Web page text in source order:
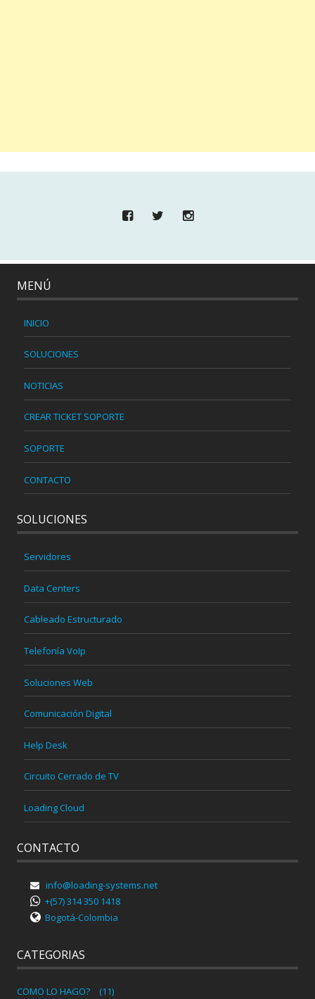
MENÚ
INICIO
SOLUCIONES
NOTICIAS
CREAR TICKET SOPORTE
SOPORTE
CONTACTO
SOLUCIONES
Servidores
Data Centers
Cableado Estructurado
Telefonía VoIp
Soluciones Web
Comunicación Digital
Help Desk
Circuito Cerrado de TV
Loading Cloud
CONTACTO
info@loading-systems.net
+(57) 314 350 1418
Bogotá-Colombia
CATEGORIAS
COMO LO HAGO? (11)